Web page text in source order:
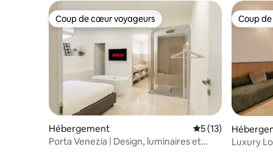
Coup de cœur voyageurs
Coup de cœur voyageurs
Hébergement Évaluation
5 (13)
Porta Venezia | Design, luminaires et
Coup
Coup
Luxury